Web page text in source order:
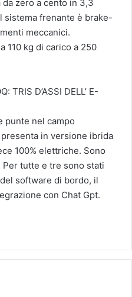
da zero a cento in 3,3
sistema frenante è brake-
meccanici.
110 kg di carico a 250
TRIS D’ASSI DELL’ E-
punte nel campo
in versione ibrida
100% elettriche. Sono
tutte e tre sono stati
software di bordo, il
con Chat Gpt.